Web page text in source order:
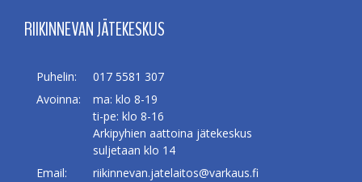
RIIKINNEVAN JÄTEKESKUS
Puhelin:
017 5581 307
Avoinna:
ma: klo 8-19
ti-pe: klo 8-16
Arkipyhien aattoina jätekeskus
suljetaan klo 14
Email:
riikinnevan.jatelaitos@varkaus.fi